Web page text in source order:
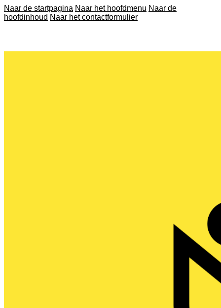
Naar de startpagina Naar het hoofdmenu Naar de
hoofdinhoud Naar het contactformulier